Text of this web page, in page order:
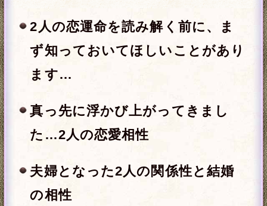
※全角15文字以内、省略可
年 月